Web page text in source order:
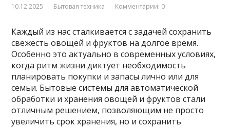
10.12.2025 Бытовая техника Комментарии: 0
Каждый из нас сталкивается с задачей сохранить
свежесть овощей и фруктов на долгое время.
Особенно это актуально в современных условиях,
когда ритм жизни диктует необходимость
планировать покупки и запасы лично или для
семьи. Бытовые системы для автоматической
обработки и хранения овощей и фруктов стали
отличным решением, позволяющим не просто
увеличить срок хранения, но и сохранить